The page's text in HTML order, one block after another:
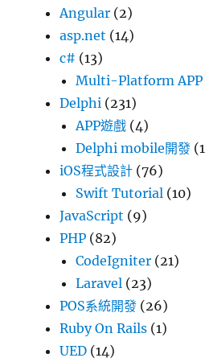
Angular (2)
asp.net (14)
c# (13)
Multi-Platform
Delphi (231)
APP遊戲 (4)
Delphi mobile開發
iOS程式設計 (76)
Swift Tutorial (10)
JavaScript (9)
PHP (82)
CodeIgniter (21)
Laravel (23)
POS系統開發 (26)
Ruby On Rails (1)
UED (14)